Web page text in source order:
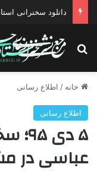
دانلود سخنرانی
جستجو برای
خانه / اطلاع رسانی
اطلاع رسانی
۵
عباسی در